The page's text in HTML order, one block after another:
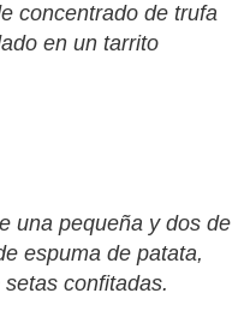
concentrado de trufa
en un tarrito
una pequeña y dos de
espuma de patata,
confitadas.